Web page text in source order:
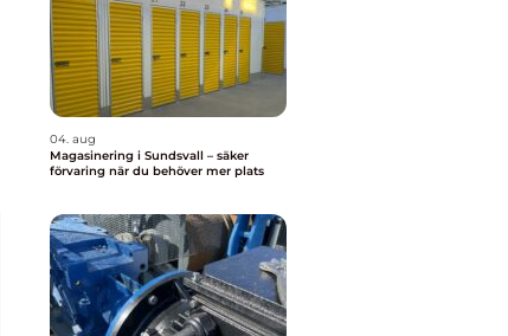
04. aug
Magasinering i Sundsvall – säker
förvaring när du behöver mer plats